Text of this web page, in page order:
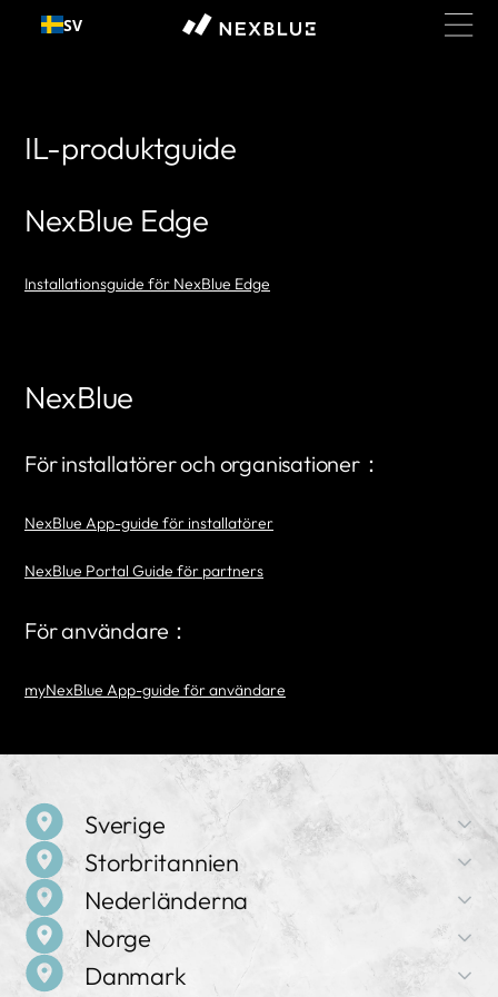
Gå till
innehållet
SV
IL-produktguide
NexBlue Edge
Installationsguide för NexBlue Edge
NexBlue
För installatörer och organisationer：
NexBlue App-guide för installatörer
NexBlue Portal Guide för partners
För användare：
myNexBlue App-guide för användare
Sverige
Företagsnamn
NexBlue
Adress
Birger Jarlsgatan 57 C, 113 56 Stockholm, Sverige
Storbritannien
Företagsnamn
NexBlue
Adress
Nederländerna
Företagsnamn
NexBlue
Norge
Företagsnamn
Danmark